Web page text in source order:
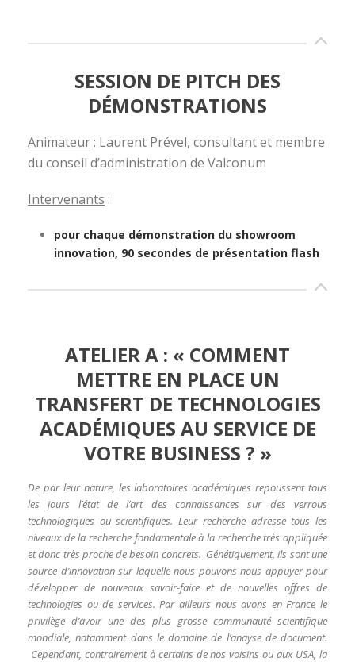
SESSION DE PITCH DES
DÉMONSTRATIONS
Animateur: Laurent Prével, consultant et membre
du conseil d’administration de Valconum
Intervenants :
pour chaque démonstration du showroom
innovation, 90 secondes de présentation flash
ATELIER A : « COMMENT
METTRE EN PLACE UN
TRANSFERT DE TECHNOLOGIES
ACADÉMIQUES AU SERVICE DE
VOTRE BUSINESS ? »
De par leur nature, les laboratoires académiques repoussent tous
les jours l’état de l’art des connaissances sur des verrous
technologiques ou scientifiques. Leur recherche adresse tous les
niveaux de la recherche fondamentale à la recherche très appliquée
et donc très proche de besoin concrets. Génétiquement, ils sont une
source d’innovation sur laquelle nous pouvons nous appuyer pour
développer de nouveaux savoir-faire et de nouvelles offres de
technologies ou de services. Par ailleurs nous avons en France le
privilège d’avoir une des plus grosse communauté scientifique
mondiale, notamment dans le domaine de l’anayse de document.
Cependant, contrairement à certains de nos voisins ou aux USA, la